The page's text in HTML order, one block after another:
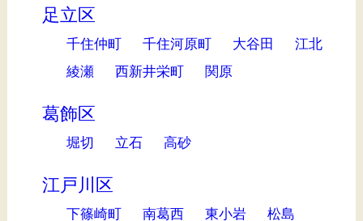
足立区
千住仲町 千住河原町 大谷田
江北
綾瀬
西新井栄町 関原
葛飾区
堀切 立石 高砂
江戸川区
下篠崎町 南葛西 東小岩
松島